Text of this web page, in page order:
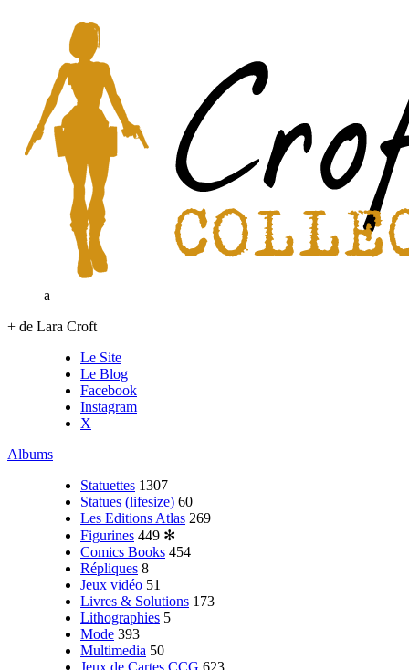
a
+ de Lara Croft
Le Site
Le Blog
Facebook
Instagram
X
Albums
Statuettes 1307
Statues (lifesize) 60
Les Editions Atlas 269
Figurines 449 ✻
Comics Books 454
Répliques 8
Jeux vidéo 51
Livres & Solutions 173
Lithographies 5
Mode 393
Multimedia 50
Jeux de Cartes CCG 623